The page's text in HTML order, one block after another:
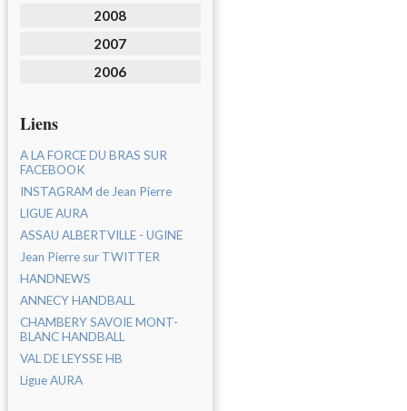
2008
2007
2006
Liens
A LA FORCE DU BRAS SUR
FACEBOOK
INSTAGRAM de Jean Pierre
LIGUE AURA
ASSAU ALBERTVILLE - UGINE
Jean Pierre sur TWITTER
HANDNEWS
ANNECY HANDBALL
CHAMBERY SAVOIE MONT-
BLANC HANDBALL
VAL DE LEYSSE HB
Ligue AURA